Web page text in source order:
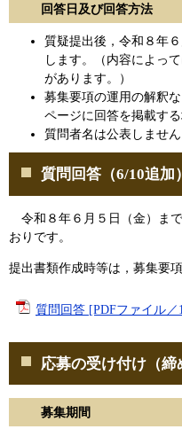
回答日及び回答方法
質疑提出後，令和８年
します。（内容によっ
があります。）
募集要項の運用の解釈
ページに回答を掲載する
質問者名は公表しません
質問回答（6/10追加）
令和８年６月５日（金）ま
おりです。
提出書類作成時等は，募集要
質問回答 [PDFファイル／
応募の受け付け（締
募集期間